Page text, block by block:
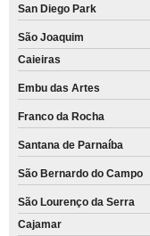
San Diego Park
São Joaquim
Caieiras
Embu das Artes
Franco da Rocha
Santana de Parnaíba
São Bernardo do Campo
São Lourenço da Serra
Cajamar